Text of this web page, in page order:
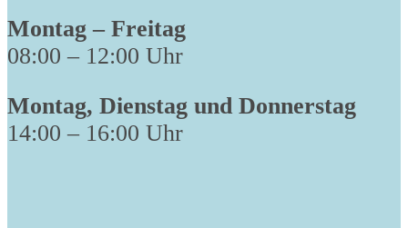
Montag – Freitag
08:00 – 12:00 Uhr
Montag, Dienstag und Donnerstag
14:00 – 16:00 Uhr